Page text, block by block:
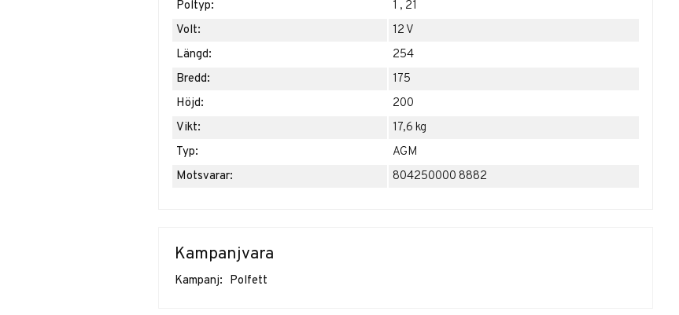
Poltyp:
1 , 21
Volt:
12 V
Längd:
254
Bredd:
175
Höjd:
200
Vikt:
17,6 kg
Typ:
AGM
Motsvarar:
804250000 8882
Kampanjvara
Kampanj: Polfett